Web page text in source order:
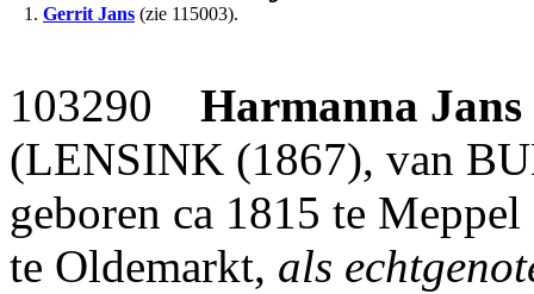
1. Gerrit Jans (zie 115003).
103290 Harmanna Jans
(LENSINK (1867), van
geboren ca 1815 te
te Oldemarkt, als